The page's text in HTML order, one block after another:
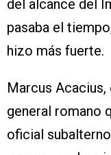
del alcance del
pasaba el
hizo más fuerte.
Marcus
general romano
oficial